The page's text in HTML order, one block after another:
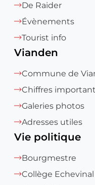
De Raider
Évènements
Tourist info
Vianden
Commune de
Chiffres
Galeries photos
Adresses utiles
Vie politique
Bourgmestre
Collège Echevinal